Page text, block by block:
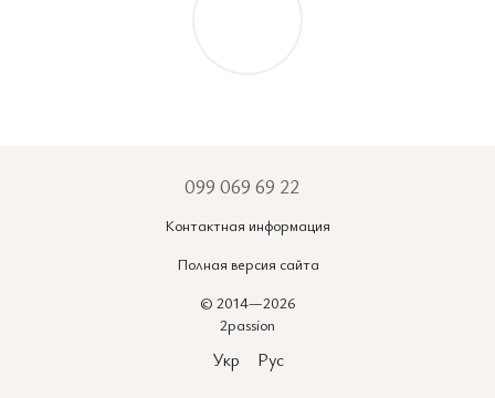
099 069 69 22
Контактная информация
Полная версия сайта
© 2014—2026
2passion
Укр Рус